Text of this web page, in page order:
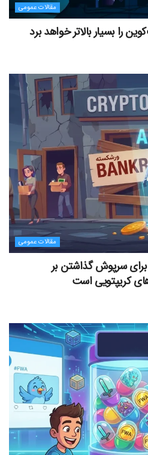
مقالات عمومی
را بسیار بالاتر خواهد برد
مقالات عمومی
سرپوش گذاشتن بر
کریپتویی است